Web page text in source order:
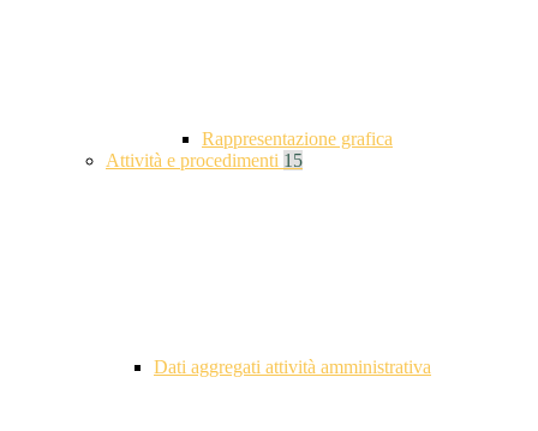
Rappresentazione grafica
Attività e procedimenti 15
Dati aggregati attività amministrativa